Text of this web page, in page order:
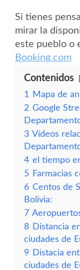
Si tienes
mirar la
este pueblo o
Booking.com
Contenidos
1
Mapa de
2 Google
3 Vídeos
4 el tiempo
5 Farmacias
6 Centos de
Bolivia:
7
8 Distancia
ciudades de
9 Distacia
ciudades de